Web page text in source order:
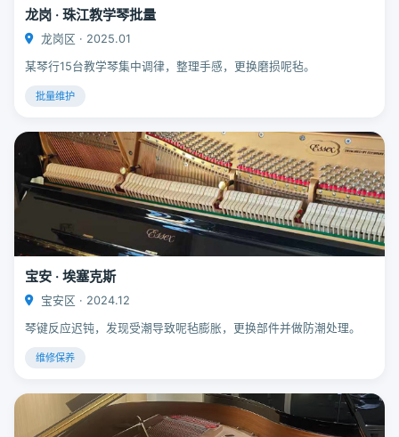
龙岗 · 珠江教学琴批量
龙岗区 · 2025.01
某琴行15台教学琴集中调律，整理手感，更换磨损呢毡。
批量维护
宝安 · 埃塞克斯
宝安区 · 2024.12
琴键反应迟钝，发现受潮导致呢毡膨胀，更换部件并做防潮处理。
维修保养